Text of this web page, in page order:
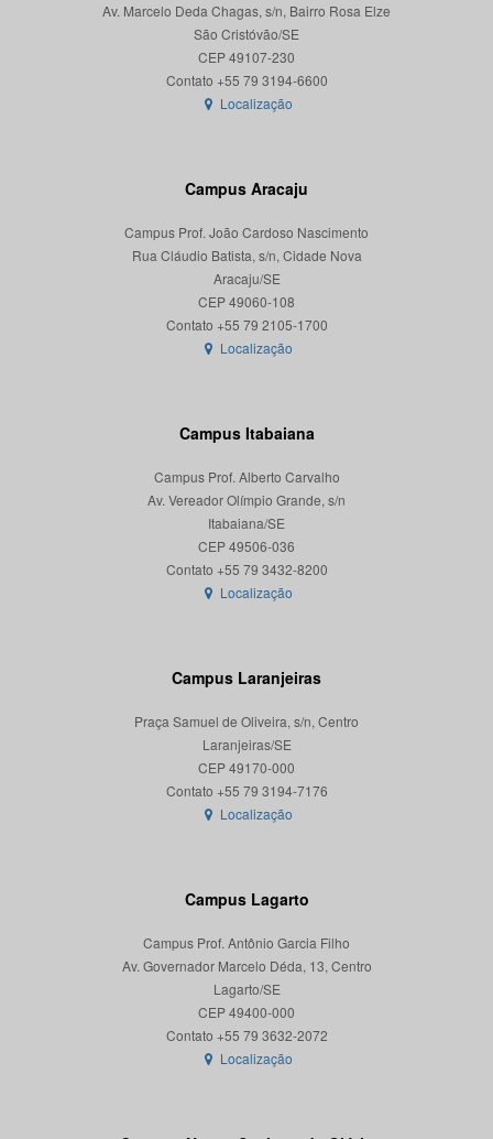
Av. Marcelo Deda Chagas, s/n, Bairro Rosa Elze
São Cristóvão/SE
CEP 49107-230
Localização
Campus Aracaju
Campus Prof. João Cardoso Nascimento
Rua Cláudio Batista, s/n, Cidade Nova
Aracaju/SE
CEP 49060-108
Localização
Campus Itabaiana
Campus Prof. Alberto Carvalho
Av. Vereador Olímpio Grande, s/n
Itabaiana/SE
CEP 49506-036
Localização
Campus Laranjeiras
Praça Samuel de Oliveira, s/n, Centro
Laranjeiras/SE
CEP 49170-000
Localização
Campus Lagarto
Campus Prof. Antônio Garcia Filho
Av. Governador Marcelo Déda, 13, Centro
Lagarto/SE
CEP 49400-000
Localização